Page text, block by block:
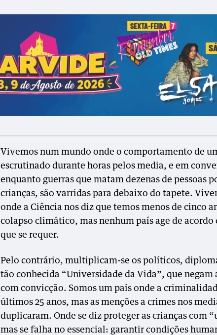
Vivemos num mundo onde o comportamento de
escrutinado durante horas pelos media, e em
enquanto guerras que matam dezenas de pessoas
crianças, são varridas para debaixo do tapete.
onde a Ciência nos diz que temos menos de cinco
colapso climático, mas nenhum país age de acordo
que se requer.
Pelo contrário, multiplicam-se os políticos,
tão conhecida “Universidade da Vida”, que negam
com convicção. Somos um país onde a
últimos 25 anos, mas as menções a crimes nos
duplicaram. Onde se diz proteger as crianças com
mas se falha no essencial: garantir condições